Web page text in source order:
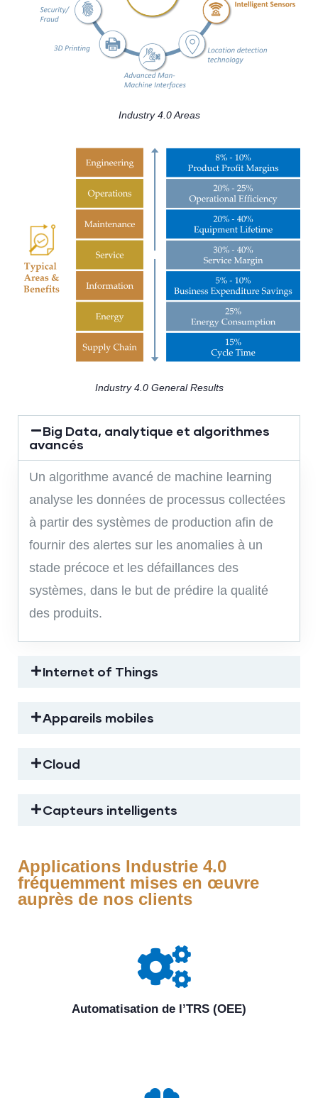
Industry 4.0 Areas
Industry 4.0 General Results
Big Data, analytique et algorithmes
avancés
Un algorithme avancé de machine learning
analyse les données de processus collectées
à partir des systèmes de production afin de
fournir des alertes sur les anomalies à un
stade précoce et les défaillances des
systèmes, dans le but de prédire la qualité
des produits.
Internet of Things
Appareils mobiles
Cloud
Capteurs intelligents
Applications Industrie 4.0
fréquemment mises en œuvre
auprès de nos clients
Automatisation de l’TRS (OEE)